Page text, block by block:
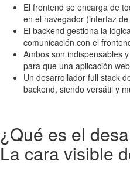
El frontend se encarga de
en el navegador (interfaz
El backend gestiona la
comunicación con el
Ambos son indispensables
para que una aplicación
Un desarrollador full stack
backend, siendo versátil y
¿Qué es el
La cara visible